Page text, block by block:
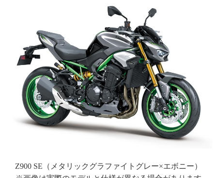
Z900 SE（メタリックグラファイトグレー×エボニー）